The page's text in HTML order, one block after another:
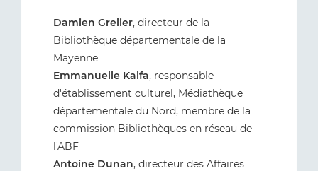
Damien Grelier, directeur de la
Bibliothèque départementale de la
Mayenne
Emmanuelle Kalfa, responsable
d'établissement culturel, Médiathèque
départementale du Nord, membre de la
commission Bibliothèques en réseau de
l'ABF
Antoine Dunan, directeur des Affaires